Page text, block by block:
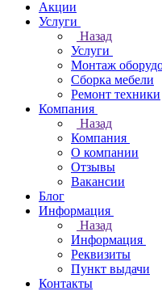
Акции
Услуги
Назад
Услуги
Монтаж
Сборка мебели
Ремонт техники
Компания
Назад
Компания
О компании
Отзывы
Вакансии
Блог
Информация
Назад
Информация
Реквизиты
Пункт выдачи
Контакты